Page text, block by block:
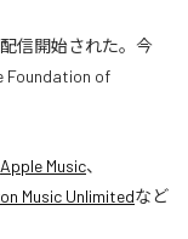
配信開始された。今
Foundation of
Apple Music、
Music Unlimitedなど